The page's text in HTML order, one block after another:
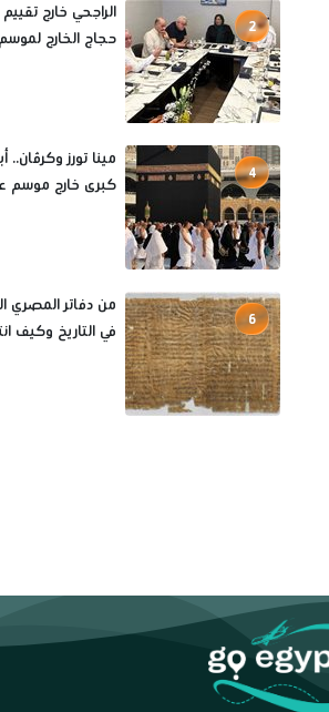
2
الراجحي خارج
حجاج الخارج لموسم 1447هـ
4
كبرى خارج موسم عمرة
6
من دفاتر المصري
في التاريخ وكيف